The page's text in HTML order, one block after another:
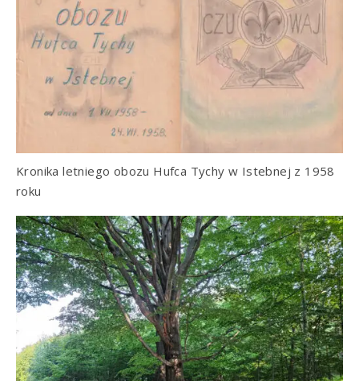
Kronika letniego obozu Hufca Tychy w Istebnej z 1958
roku